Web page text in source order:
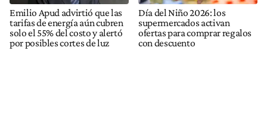
Emilio Apud advirtió que las
tarifas de energía aún cubren
solo el 55% del costo y alertó
por posibles cortes de luz
Día del Niño 2026: los
supermercados activan
ofertas para comprar regalos
con descuento